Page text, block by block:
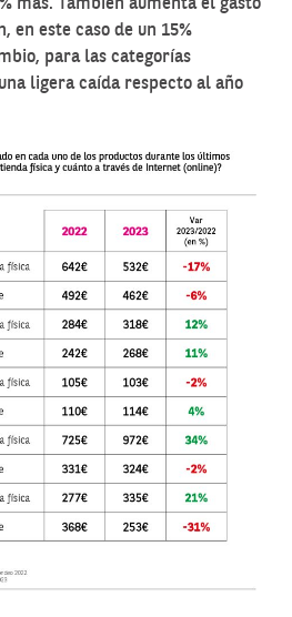
más. También aumenta el gasto
en este caso de un 15%
para las categorías
ligera caída respecto al año